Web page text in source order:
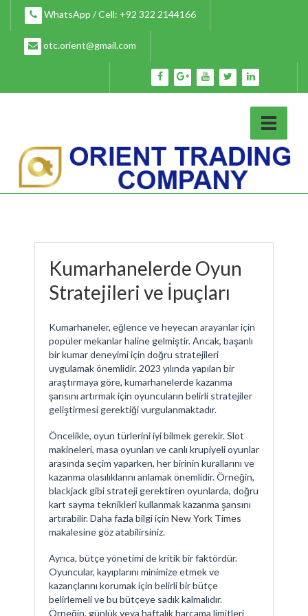
content
WhatsApp / Cell: +92 322 2144166
otc.orient@gmail.com
Kumarhanelerde Oyun
Stratejileri ve İpuçları
Kumarhaneler, eğlence ve heyecan arayanlar için
popüler mekanlar haline gelmiştir. Ancak, başarılı
bir kumar deneyimi için doğru stratejileri
uygulamak önemlidir. 2023 yılında yapılan bir
araştırmaya göre, kumarhanelerde kazanma
şansını artırmak için oyuncuların belirli stratejiler
geliştirmesi gerektiği vurgulanmaktadır.
Öncelikle, oyun türlerini iyi bilmek gerekir. Slot
makineleri, masa oyunları ve canlı krupiyeli oyunlar
arasında seçim yaparken, her birinin kurallarını ve
kazanma olasılıklarını anlamak önemlidir. Örneğin,
blackjack gibi strateji gerektiren oyunlarda, doğru
kart sayma teknikleri kullanmak kazanma şansını
artırabilir. Daha fazla bilgi için New York Times
makalesine göz atabilirsiniz.
Ayrıca, bütçe yönetimi de kritik bir faktördür.
Oyuncular, kayıplarını minimize etmek ve
kazançlarını korumak için belirli bir bütçe
belirlemeli ve bu bütçeye sadık kalmalıdır.
Örneğin, günlük veya haftalık harcama limitleri